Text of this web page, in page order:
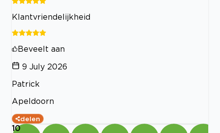
Klantvriendelijkheid
Beveelt aan
9 July 2026
Patrick
Apeldoorn
delen
10